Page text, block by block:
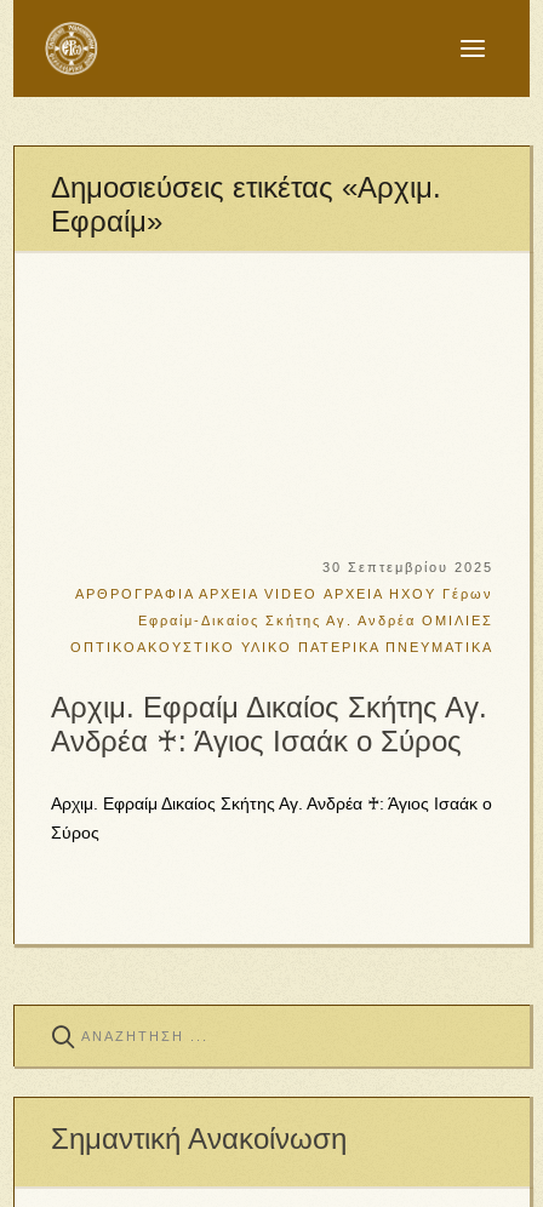
Δημοσιεύσεις ετικέτας «Αρχιμ.
Εφραίμ»
30 Σεπτεμβρίου 2025
ΑΡΘΡΟΓΡΑΦΙΑ ΑΡΧΕΙΑ VIDEO ΑΡΧΕΙΑ ΗΧΟΥ Γέρων
Εφραίμ-Δικαίος Σκήτης Αγ. Ανδρέα ΟΜΙΛΙΕΣ
ΟΠΤΙΚΟΑΚΟΥΣΤΙΚΟ ΥΛΙΚΟ
ΠΑΤΕΡΙΚΑ ΠΝΕΥΜΑΤΙΚΑ
Αρχιμ. Εφραίμ Δικαίος Σκήτης Αγ.
Ανδρέα ♰: Άγιος Ισαάκ ο Σύρος
Αρχιμ. Εφραίμ Δικαίος Σκήτης Αγ. Ανδρέα ♰: Άγιος Ισαάκ ο
Σύρος
Σημαντική Ανακοίνωση